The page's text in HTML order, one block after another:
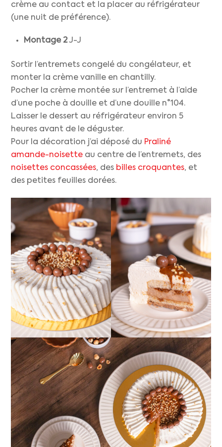
crème au contact et la placer au réfrigérateur
(une nuit de préférence).
Montage 2J-J
Sortir l’entremets congelé du congélateur, et
monter la crème vanille en chantilly.
Pocher la crème montée sur l’entremet à l’aide
d’une poche à douille et d’une douille n°104.
Laisser le dessert au réfrigérateur environ 5
heures avant de le déguster.
Pour la décoration j’ai déposé du Praliné
amande-noisette au centre de l’entremets, des
noisettes concassées, des billes croquantes, et
des petites feuilles dorées.